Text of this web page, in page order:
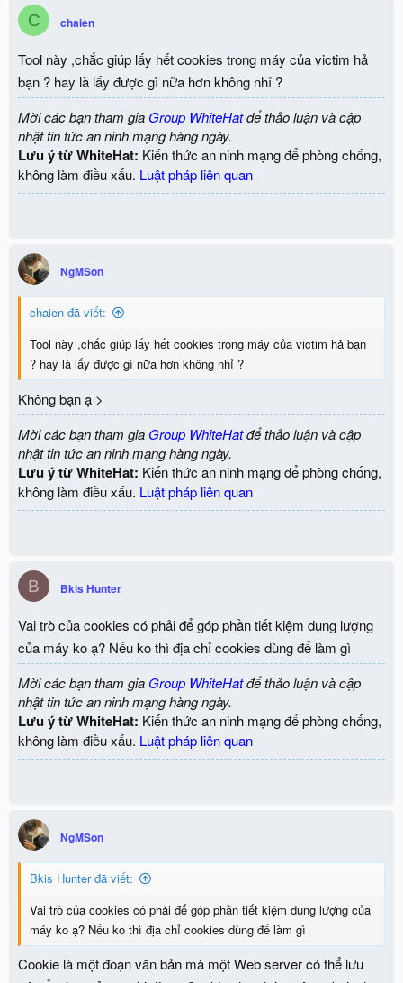
c
t
i
n
s
:
C chaien
Tool này ,chắc giúp lấy hết cookies trong máy của victim hả
bạn ? hay là lấy được gì nữa hơn không nhỉ ?
Mời các bạn tham gia Group WhiteHatđể thảo luận và cập
nhật tin tức an ninh mạng hàng ngày.
Lưu ý từ WhiteHat: Kiến thức an ninh mạng để phòng chống,
không làm điều xấu. Luật pháp liên quan
NgMSon
chaien đã viết:
Tool này ,chắc giúp lấy hết cookies trong máy của victim hả bạn
? hay là lấy được gì nữa hơn không nhỉ ?
Không bạn ạ >
Mời các bạn tham gia Group WhiteHatđể thảo luận và cập
nhật tin tức an ninh mạng hàng ngày.
Lưu ý từ WhiteHat: Kiến thức an ninh mạng để phòng chống,
không làm điều xấu. Luật pháp liên quan
B Bkis Hunter
Vai trò của cookies có phải để góp phần tiết kiệm dung lượng
của máy ko ạ? Nếu ko thì địa chỉ cookies dùng để làm gì
Mời các bạn tham gia Group WhiteHatđể thảo luận và cập
nhật tin tức an ninh mạng hàng ngày.
Lưu ý từ WhiteHat: Kiến thức an ninh mạng để phòng chống,
không làm điều xấu. Luật pháp liên quan
NgMSon
Bkis Hunter đã viết:
Vai trò của cookies có phải để góp phần tiết kiệm dung lượng của
máy ko ạ? Nếu ko thì địa chỉ cookies dùng để làm gì
Cookie là một đoạn văn bản mà một Web server có thể lưu